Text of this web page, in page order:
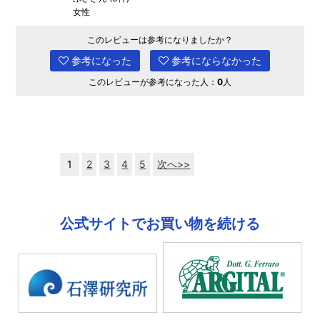
女性
このレビューは参考になりましたか？
参考になった 参考にならなかった
このレビューが参考になった人： 0人
1 2 3 4 5 次へ>>
公式サイトでお買い物を続ける